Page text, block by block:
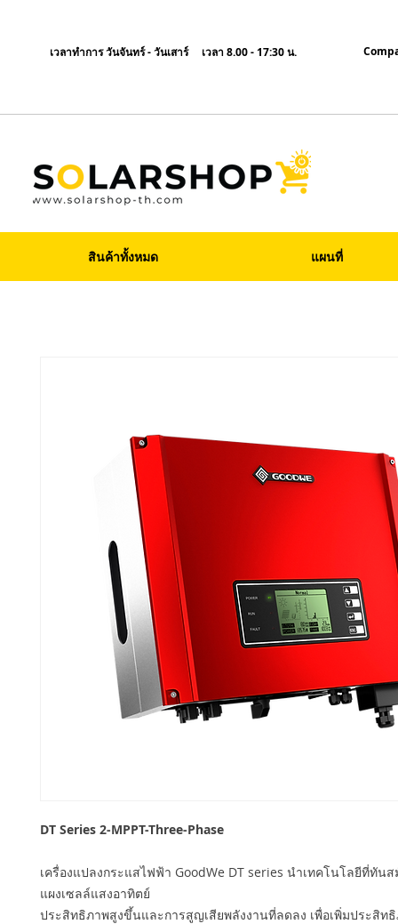
เวลาทำการ วันจันทร์ - วันเสาร์ เวลา 8.00 - 17:30 น.
DT Series 2-MPPT-Three-Phase
เครื่องแปลงกระแสไฟฟ้า GoodWe DT series นำเทคโนโลยีที่ทัน
แผงเซลล์แสงอาทิตย์
ประสิทธิภาพสูงขึ้นและการสูญเสียพลังงานที่ลดลง เพื่อเพิ่มประสิท
สินค้าทั้งหมด แผนที่